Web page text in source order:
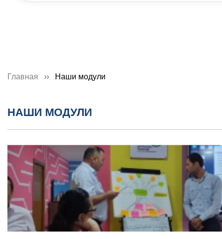
Главная Наши модули
НАШИ МОДУЛИ